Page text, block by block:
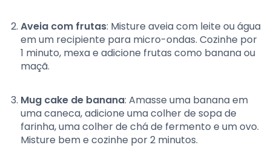
Aveia com frutas: Misture aveia com leite ou água
em um recipiente para micro-ondas. Cozinhe por
1 minuto, mexa e adicione frutas como banana ou
maçã.
Mug cake de banana: Amasse uma banana em
uma caneca, adicione uma colher de sopa de
farinha, uma colher de chá de fermento e um ovo.
Misture bem e cozinhe por 2 minutos.